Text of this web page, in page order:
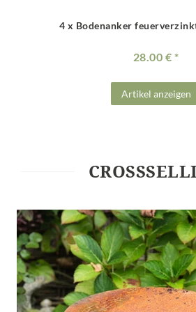
4 x Bodenanker
28.00 €
Artikel anzeigen